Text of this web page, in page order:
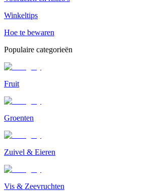
Winkeltips
Hoe te bewaren
Populaire categorieën
Fruit
Groenten
Zuivel & Eieren
Vis & Zeevruchten